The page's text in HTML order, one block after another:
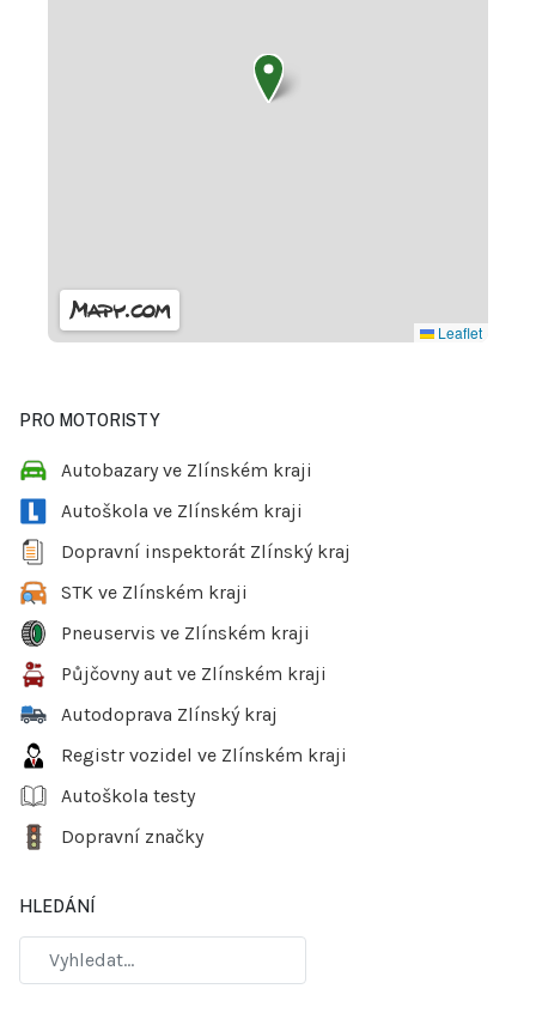
Leaflet
PRO MOTORISTY
Autobazary ve Zlínském kraji
Autoškola ve Zlínském kraji
Dopravní inspektorát Zlínský kraj
STK ve Zlínském kraji
Pneuservis ve Zlínském kraji
Půjčovny aut ve Zlínském kraji
Autodoprava Zlínský kraj
Registr vozidel ve Zlínském kraji
Autoškola testy
Dopravní značky
HLEDÁNÍ